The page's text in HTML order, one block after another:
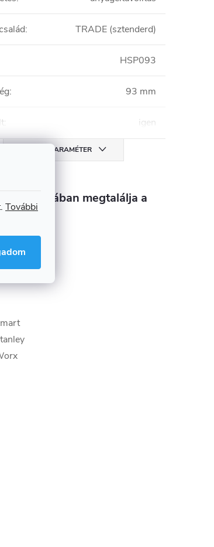
További
: TRADE (sztenderd)
HSP093
: 93 mm
: igen
MINDEN PARAMÉTER
a kategóriában megtalálja a